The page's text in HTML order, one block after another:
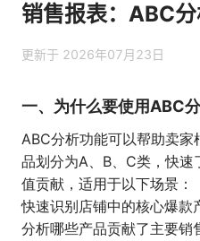
销售报表：ABC
更新于 2026年07月23日
一、为什么要使用ABC
ABC分析功能可以帮助卖家
品划分为A、B、C类，快
值贡献，适用于以下场景：
快速识别店铺中的核心爆款
分析哪些产品贡献了主要销